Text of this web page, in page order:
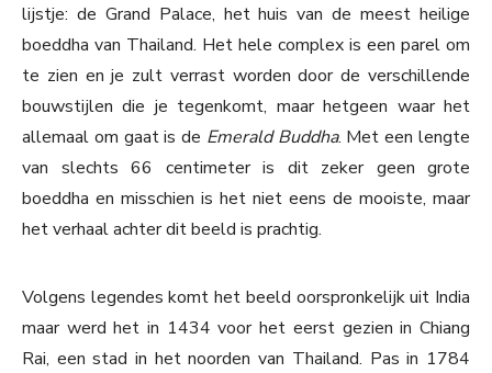
lijstje: de Grand Palace, het huis van de meest heilige
boeddha van Thailand. Het hele complex is een parel om
te zien en je zult verrast worden door de verschillende
bouwstijlen die je tegenkomt, maar hetgeen waar het
allemaal om gaat is de Emerald Buddha. Met een lengte
van slechts 66 centimeter is dit zeker geen grote
boeddha en misschien is het niet eens de mooiste, maar
het verhaal achter dit beeld is prachtig.
Volgens legendes komt het beeld oorspronkelijk uit India
maar werd het in 1434 voor het eerst gezien in Chiang
Rai, een stad in het noorden van Thailand. Pas in 1784